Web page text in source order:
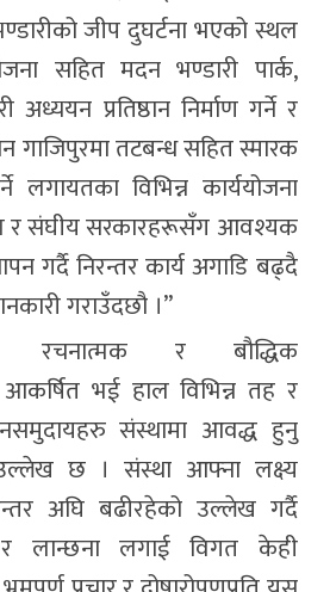
जीप दुघर्टना भएको स्थल
सहित मदन भण्डारी पार्क,
अध्ययन प्रतिष्ठान निर्माण गर्ने र
गाजिपुरमा तटबन्ध सहित स्मारक
लगायतका विभिन्न कार्ययोजना
र संघीय सरकारहरूसँग आवश्यक
गर्दै निरन्तर कार्य अगाडि बढ्दै
गराउँदछौ ।”
रचनात्मक र बौद्धिक
आकर्षित भई हाल विभिन्न तह र
संस्थामा आवद्ध हुनु
उल्लेख छ । संस्था आफ्ना लक्ष्य
अघि बढीरहेको उल्लेख गर्दै
र लान्छना लगाई विगत केही